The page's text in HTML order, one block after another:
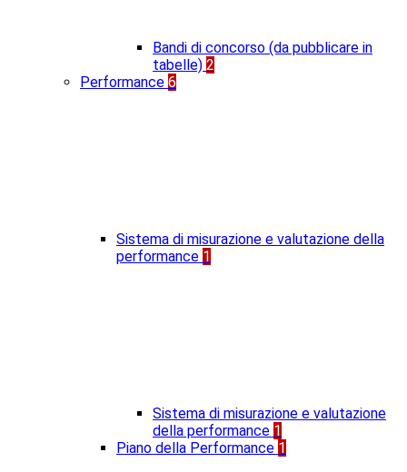
Bandi di concorso (da pubblicare in
tabelle) 2
Performance 6
Sistema di misurazione e valutazione della
performance 1
Sistema di misurazione e valutazione
della performance 1
Piano della Performance 1